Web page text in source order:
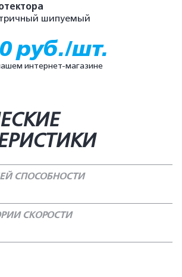
шипуемый
руб./шт.
интернет-магазине
СПОСОБНОСТИ
СКОРОСТИ